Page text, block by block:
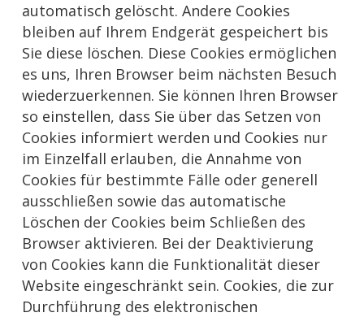
automatisch gelöscht. Andere Cookies
bleiben auf Ihrem Endgerät gespeichert bis
Sie diese löschen. Diese Cookies ermöglichen
es uns, Ihren Browser beim nächsten Besuch
wiederzuerkennen. Sie können Ihren Browser
so einstellen, dass Sie über das Setzen von
Cookies informiert werden und Cookies nur
im Einzelfall erlauben, die Annahme von
Cookies für bestimmte Fälle oder generell
ausschließen sowie das automatische
Löschen der Cookies beim Schließen des
Browser aktivieren. Bei der Deaktivierung
von Cookies kann die Funktionalität dieser
Website eingeschränkt sein. Cookies, die zur
Durchführung des elektronischen